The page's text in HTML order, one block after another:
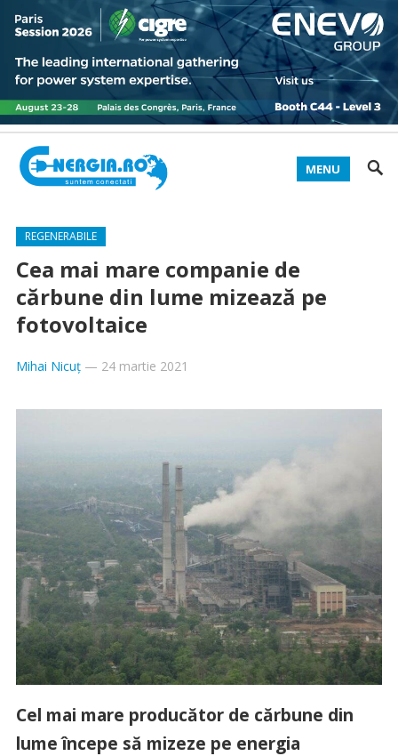
MENU
REGENERABILE
Cea mai mare companie de
cărbune din lume mizează pe
fotovoltaice
Mihai Nicuț— 24 martie 2021
Cel mai mare producător de cărbune din
lume începe să mizeze pe energia